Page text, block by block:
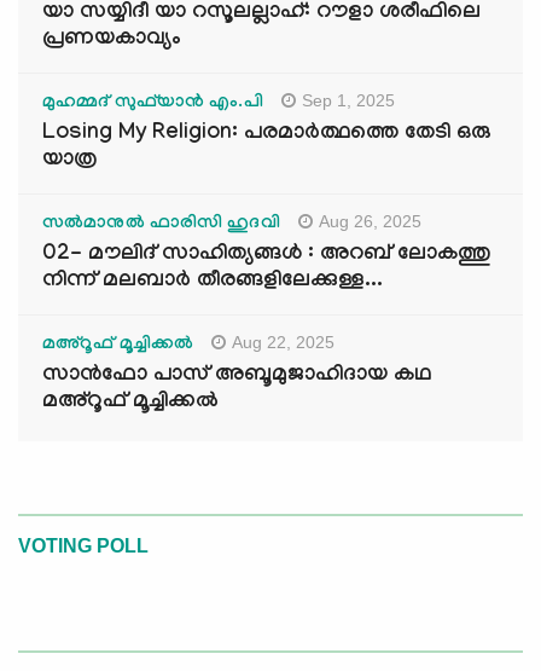
യാ സയ്യിദീ യാ റസൂലല്ലാഹ്: റൗളാ ശരീഫിലെ
പ്രണയകാവ്യം
മുഹമ്മദ് സുഫ്‌യാൻ എം.പി Sep 1, 2025
Losing My Religion: പരമാർത്ഥത്തെ തേടി ഒരു
യാത്ര
സൽമാനുൽ ഫാരിസി ഹുദവി Aug 26, 2025
02- മൗലിദ് സാഹിത്യങ്ങൾ : അറബ് ലോകത്തു
നിന്ന് മലബാർ തീരങ്ങളിലേക്കുള്ള...
മഅ്റൂഫ് മൂച്ചിക്കല്‍ Aug 22, 2025
സാൻഫോ പാസ് അബൂമുജാഹിദായ കഥ
മഅ്റൂഫ് മൂച്ചിക്കല്‍
VOTING POLL